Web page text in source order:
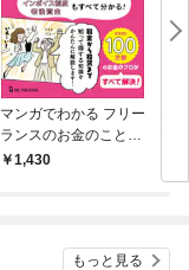
マンガでわかる フリー
ランスのお金のことぜ
んぶ教えてください！
1,430
た
もっと見る